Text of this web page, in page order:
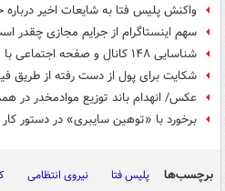
واکنش پلیس فتا به شایعات اخیر
سهم اینستاگرام از جرایم مجازی چقدر
شناسایی ۱۴۸ کانال و صفحه اجتماعی با موضوع همسریابی و صیغه‌یابی
شکایت برای پول از دست رفته از طریق
عکس/ انهدام باند توزیع موادمخدر در
برخورد با «توهین سایبری» در دستور
برچسب‌ها پلیس فتا نیروی انتظامی